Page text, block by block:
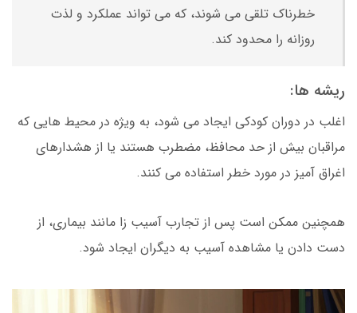
خطرناک تلقی می شوند، که می تواند عملکرد و لذت
روزانه را محدود کند.
ریشه ها:
اغلب در دوران کودکی ایجاد می شود، به ویژه در محیط هایی که
مراقبان بیش از حد محافظ، مضطرب هستند یا از هشدارهای
اغراق آمیز در مورد خطر استفاده می کنند.
همچنین ممکن است پس از تجارب آسیب زا مانند بیماری، از
دست دادن یا مشاهده آسیب به دیگران ایجاد شود.